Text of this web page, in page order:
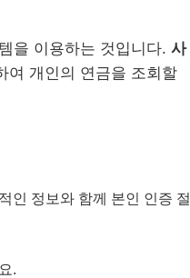
을 이용하는 것입니다. 사
여 개인의 연금을 조회할
인 정보와 함께 본인 인증 절
.